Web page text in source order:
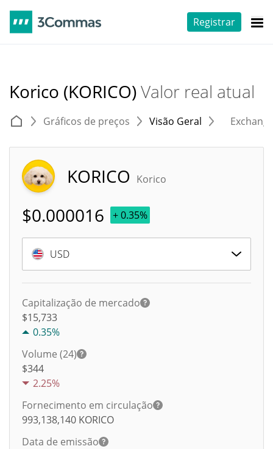
Registrar
Korico (KORICO)Valor real atual
Gráficos de preços Visão Geral
KORICO Korico
$0.000016 + 0.35%
USD
Capitalização de mercado
$15,733
0.35%
Volume (24)
$344
2.25%
Fornecimento em circulação
993,138,140 KORICO
Data de emissão